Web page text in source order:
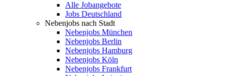
Alle Jobangebote
Jobs Deutschland
Nebenjobs nach Stadt
Nebenjobs München
Nebenjobs Berlin
Nebenjobs Hamburg
Nebenjobs Köln
Nebenjobs Frankfurt